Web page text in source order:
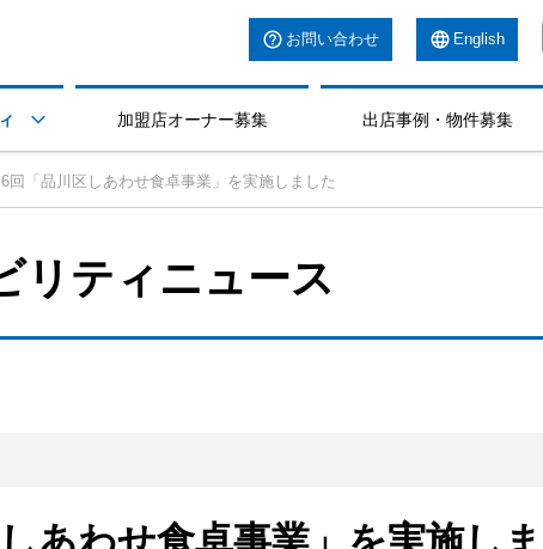
お問い合わせ English
 加盟店オーナー募集 出店事例・物件募集
6回「品川区しあわせ食卓事業」を実施しました
リティニュース